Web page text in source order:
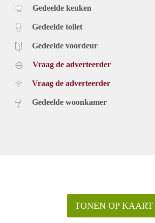
Gedeelde keuken
Gedeelde toilet
Gedeelde voordeur
Vraag de adverteerder
Vraag de adverteerder
Gedeelde woonkamer
TONEN OP KAART